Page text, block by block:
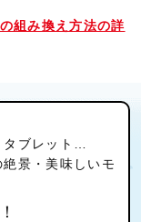
組み換え方法の詳
ブレット…
景・美味しいモ